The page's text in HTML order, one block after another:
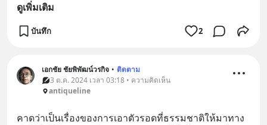
ดูเพิ่มเติม
บันทึก 2
เอกชัย ชัยพิพัฒน์วรกิจ • ติดตาม
3 ต.ค. 2024 เวลา 03:18 • ความคิดเห็น
antiqueline
คาดว่าเป็นเรื่องของการเอาตัวรอดที่ธรรมชาติให้มาทาง